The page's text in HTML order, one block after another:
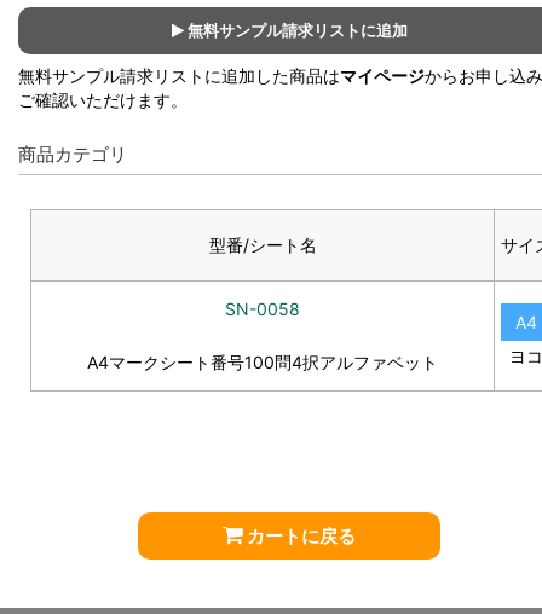
無料サンプル請求リストに追加
無料サンプル請求リストに追加した商品はマイページからお申し込
ご確認いただけます。
商品カテゴリ
型番/シート名 サイ
SN-0058
A4マークシート番号100問4択アルファベット
A4
ヨコ
カートに戻る